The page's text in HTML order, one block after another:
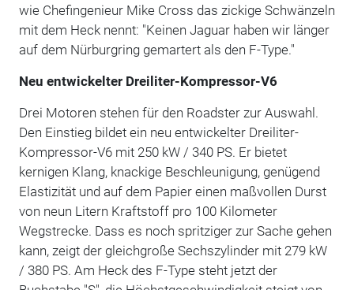
wie Chefingenieur Mike Cross das zickige Schwänzeln
mit dem Heck nennt: "Keinen Jaguar haben wir länger
auf dem Nürburgring gemartert als den F-Type."
Neu entwickelter Dreiliter-Kompressor-V6
Drei Motoren stehen für den Roadster zur Auswahl.
Den Einstieg bildet ein neu entwickelter Dreiliter-
Kompressor-V6 mit 250 kW / 340 PS. Er bietet
kernigen Klang, knackige Beschleunigung, genügend
Elastizität und auf dem Papier einen maßvollen Durst
von neun Litern Kraftstoff pro 100 Kilometer
Wegstrecke. Dass es noch spritziger zur Sache gehen
kann, zeigt der gleichgroße Sechszylinder mit 279 kW
/ 380 PS. Am Heck des F-Type steht jetzt der